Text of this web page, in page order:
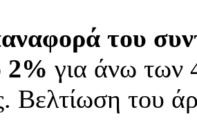
του
2% για άνω των
Βελτίωση του